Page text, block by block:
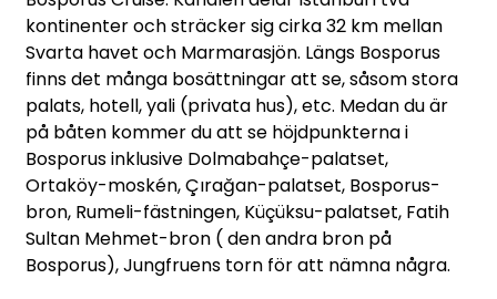
kontinenter och sträcker sig cirka 32 km mellan
Svarta havet och Marmarasjön. Längs Bosporus
finns det många bosättningar att se, såsom stora
palats, hotell, yali (privata hus), etc. Medan du är
på båten kommer du att se höjdpunkterna i
Bosporus inklusive Dolmabahçe-palatset,
Ortaköy-moskén, Çırağan-palatset, Bosporus-
bron, Rumeli-fästningen, Küçüksu-palatset, Fatih
Sultan Mehmet-bron ( den andra bron på
Bosporus), Jungfruens torn för att nämna några.